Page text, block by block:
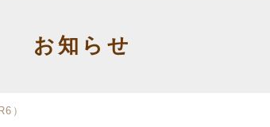
お知らせ
）